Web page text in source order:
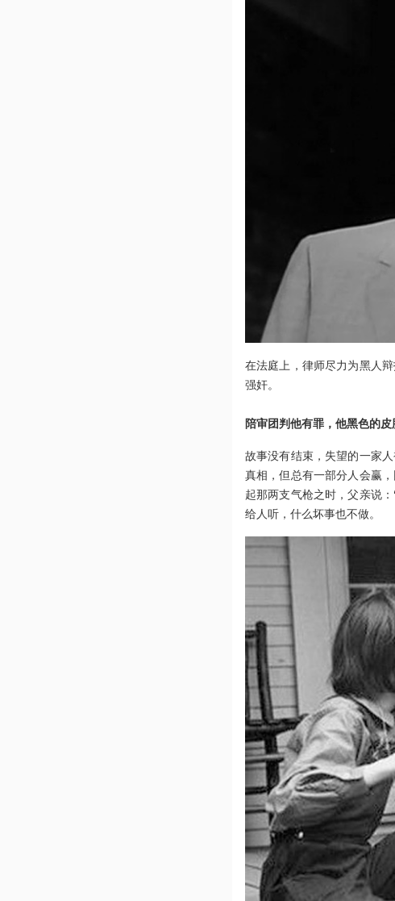
在法庭上，律师尽力为黑人
强奸。
陪审团判他有罪，他黑色的
故事没有结束，失望的一家
真相，但总有一部分人会赢
起那两支气枪之时，父亲说：
给人听，什么坏事也不做。